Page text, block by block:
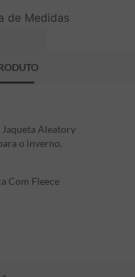
de Medidas
Aleatory
o inverno.
Com Fleece